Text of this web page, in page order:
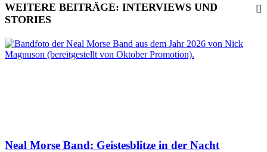
WEITERE BEITRÄGE: INTERVIEWS UND
STORIES
Neal Morse Band: Geistesblitze in der Nacht